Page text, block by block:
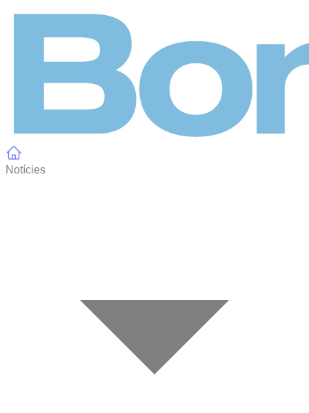
Notícies